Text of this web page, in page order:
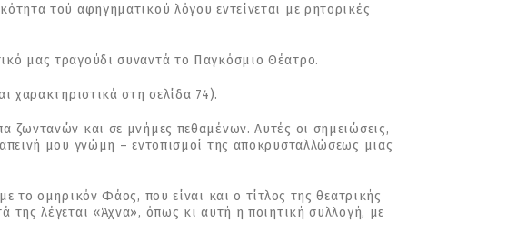
τού αφηγηματικού λόγου εντείνεται με ρητορικές
μας τραγούδι συναντά το Παγκόσμιο Θέατρο.
χαρακτηριστικά στη σελίδα 74).
ζωντανών και σε μνήμες πεθαμένων. Αυτές οι σημειώσεις,
μου γνώμη – εντοπισμοί της αποκρυσταλλώσεως μιας
ομηρικόν Φάος, που είναι και ο τίτλος της θεατρικής
λέγεται «Άχνα», όπως κι αυτή η ποιητική συλλογή, με